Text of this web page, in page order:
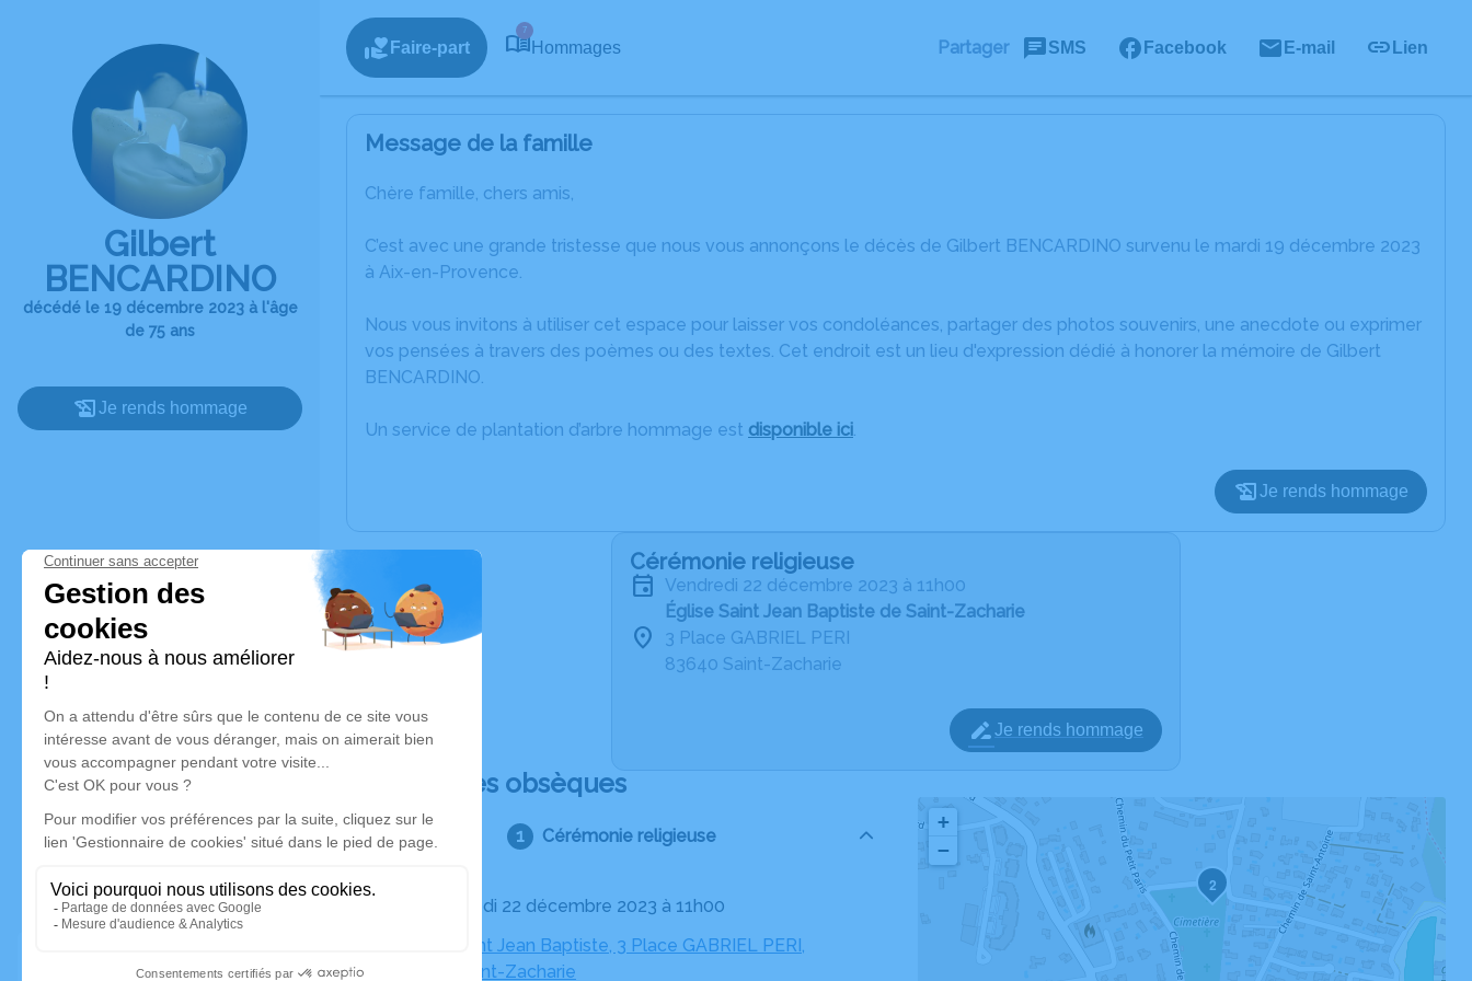
Gilbert
BENCARDINO
décédé le 19 décembre 2023 à l'âge
de 75 ans
Je rends hommage
Faire-part
7
Hommages Partager SMS Facebook E-mail Lien
Message de la famille
Chère famille, chers amis,
C’est avec une grande tristesse que nous vous annonçons le décès de Gilbert BENCARDINO survenu le mardi 19 décembre 2023
à Aix-en-Provence.
Nous vous invitons à utiliser cet espace pour laisser vos condoléances, partager des photos souvenirs, une anecdote ou exprimer
vos pensées à travers des poèmes ou des textes. Cet endroit est un lieu d'expression dédié à honorer la mémoire de Gilbert
BENCARDINO.
Un service de plantation d’arbre hommage est disponible ici.
Je rends hommage
Cérémonie religieuse
vendredi 22 décembre 2023 à 11h00
Église Saint Jean Baptiste de Saint-Zacharie
3 Place GABRIEL PERI
83640 Saint-Zacharie
Je rends hommage
Déroulé des obsèques
Cérémonie religieuse
Le vendredi 22 décembre 2023 à 11h00
Église Saint Jean Baptiste, 3 Place GABRIEL PERI,
83640 Saint-Zacharie
2
+
−